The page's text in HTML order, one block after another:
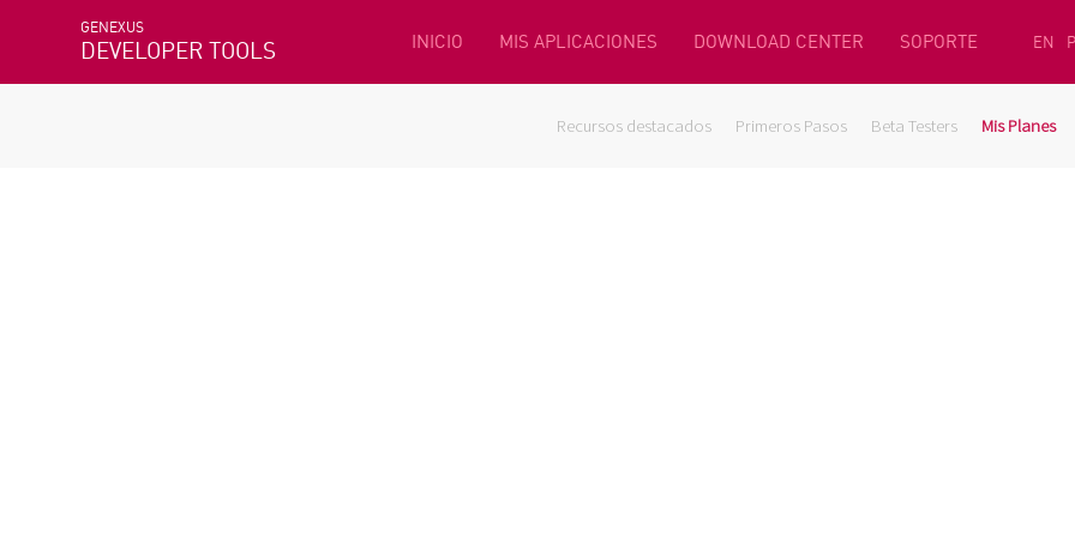
GENEXUS
DEVELOPER TOOLS INICIO MIS APLICACIONES DOWNLOAD CENTER SOPORTE EN
Recursos destacados Primeros Pasos Beta Testers Mis Planes